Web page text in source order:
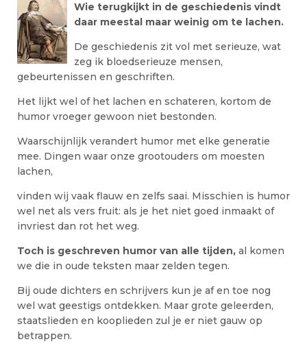
Wie terugkijkt in de geschiedenis vindt
daar meestal maar weinig om te lachen.
De geschiedenis zit vol met serieuze, wat
zeg ik bloedserieuze mensen,
gebeurtenissen en geschriften.
Het lijkt wel of het lachen en schateren, kortom de
humor vroeger gewoon niet bestonden.
Waarschijnlijk verandert humor met elke generatie
mee. Dingen waar onze grootouders om moesten
lachen,
vinden wij vaak flauw en zelfs saai. Misschien is humor
wel net als vers fruit: als je het niet goed inmaakt of
invriest dan rot het weg.
Toch is geschreven humor van alle tijden, al komen
we die in oude teksten maar zelden tegen.
Bij oude dichters en schrijvers kun je af en toe nog
wel wat geestigs ontdekken. Maar grote geleerden,
staatslieden en kooplieden zul je er niet gauw op
betrappen.